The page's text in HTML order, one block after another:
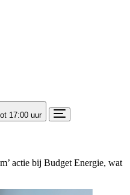
17:00 uur
actie bij Budget Energie, wat